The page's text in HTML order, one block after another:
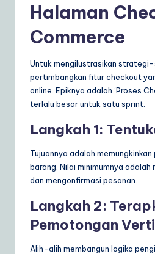
Halaman
Commerce
Untuk mengilustrasikan strategi-
pertimbangkan fitur checkout
online. Epiknya adalah ‘Proses
terlalu besar untuk satu sprint.
Langkah 1:
Tujuannya adalah
barang. Nilai minimumnya adalah
dan mengonfirmasi pesanan.
Langkah 2:
Pemotongan
Alih-alih membangun logika